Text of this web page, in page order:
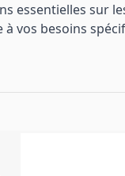
essentielles sur
vos besoins